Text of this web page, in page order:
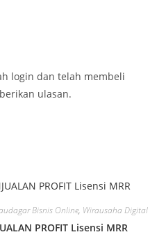
login dan telah membeli
ulasan.
Bisnis Online, Wirausaha Digital
PROFIT Lisensi MRR